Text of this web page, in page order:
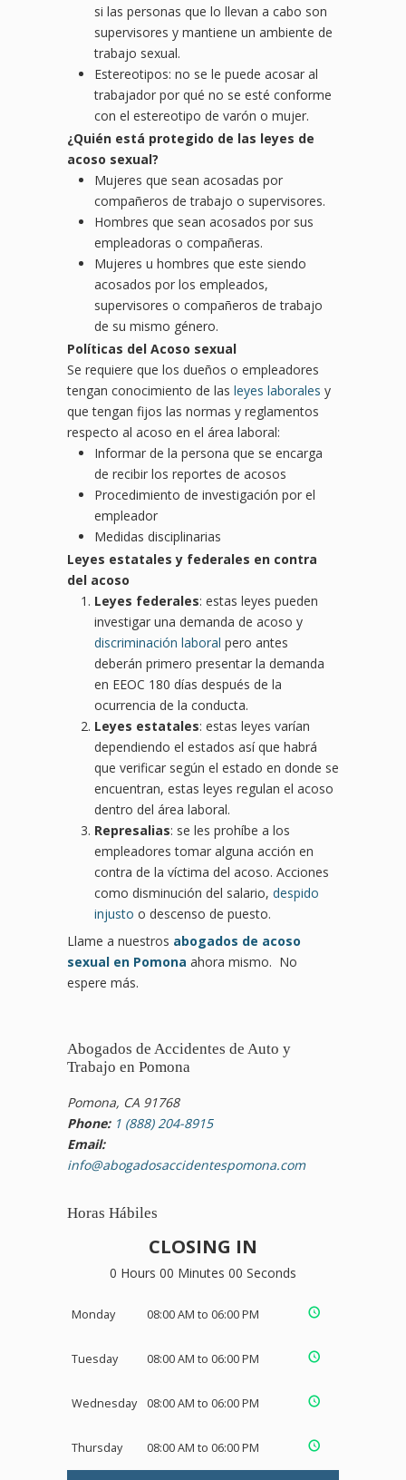
si las personas que lo llevan a cabo son
supervisores y mantiene un ambiente de
trabajo sexual.
Estereotipos: no se le puede acosar al
trabajador por qué no se esté conforme
con el estereotipo de varón o mujer.
¿Quién está protegido de las leyes de
acoso sexual?
Mujeres que sean acosadas por
compañeros de trabajo o supervisores.
Hombres que sean acosados por sus
empleadoras o compañeras.
Mujeres u hombres que este siendo
acosados por los empleados,
supervisores o compañeros de trabajo
de su mismo género.
Políticas del Acoso sexual
Se requiere que los dueños o empleadores
tengan conocimiento de las leyes laborales y
que tengan fijos las normas y reglamentos
respecto al acoso en el área laboral:
Informar de la persona que se encarga
de recibir los reportes de acosos
Procedimiento de investigación por el
empleador
Medidas disciplinarias
Leyes estatales y federales en contra
del acoso
Leyes federales: estas leyes pueden
investigar una demanda de acoso y
discriminación laboral pero antes
deberán primero presentar la demanda
en EEOC 180 días después de la
ocurrencia de la conducta.
Leyes estatales: estas leyes varían
dependiendo el estados así que habrá
que verificar según el estado en donde se
encuentran, estas leyes regulan el acoso
dentro del área laboral.
Represalias: se les prohíbe a los
empleadores tomar alguna acción en
contra de la víctima del acoso. Acciones
como disminución del salario, despido
injusto o descenso de puesto.
Llame a nuestros abogados de acoso
sexual en Pomona ahora mismo. No
espere más.
Abogados de Accidentes de Auto y
Trabajo en Pomona
Pomona, CA 91768
Phone: 1 (888) 204-8915
Email:
info@abogadosaccidentespomona.com
Horas Hábiles
CLOSING IN
0 Hours 00 Minutes 00 Seconds
Monday 08:00 AM to 06:00 PM
Tuesday 08:00 AM to 06:00 PM
Wednesday 08:00 AM to 06:00 PM
Thursday 08:00 AM to 06:00 PM